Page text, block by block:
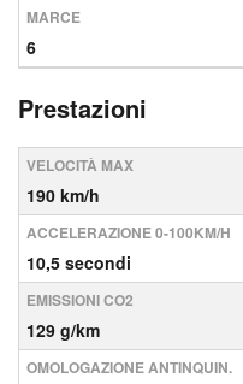
MARCE
6
Prestazioni
VELOCITÀ MAX
190 km/h
ACCELERAZIONE 0-100KM/H
10,5 secondi
EMISSIONI CO2
129 g/km
OMOLOGAZIONE ANTINQUIN.